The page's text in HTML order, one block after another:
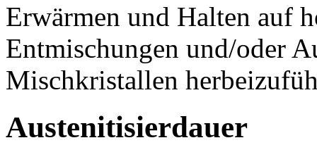
Erwärmen und Halten auf
Entmischungen und/oder
Mischkristallen
Austenitisierdauer